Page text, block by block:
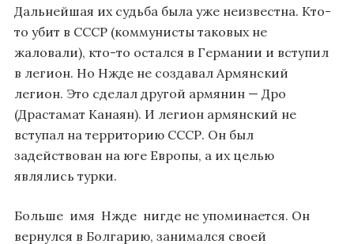
Дальнейшая их судьба была уже неизвестна. Кто-
то убит в СССР (коммунисты таковых не
жаловали), кто-то остался в Германии и вступил
в легион. Но Нжде не создавал Армянский
легион. Это сделал другой армянин — Дро
(Драстамат Канаян). И легион армянский не
вступал на территорию СССР. Он был
задействован на юге Европы, а их целью
являлись турки.
Больше имя Нжде нигде не упоминается. Он
вернулся в Болгарию, занимался своей